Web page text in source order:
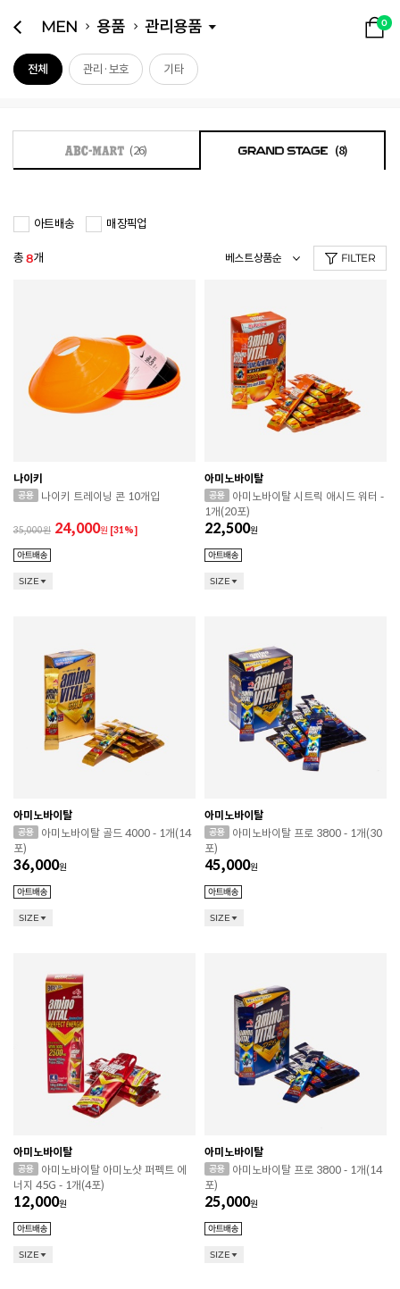
MEN 용품 관리용품 0
전체 관리·보호 기타
(26) (8)
아트배송 매장픽업
총8개 FILTER
나이키
나이키 트레이닝 콘 10개입
35,000 24,000원 [31%]
SIZE
아미노바이탈
아미노바이탈 시트릭 애시드 워터 -
1개(20포)
22,500원
SIZE
아미노바이탈
아미노바이탈 골드 4000 - 1개(14
포)
36,000원
SIZE
아미노바이탈
아미노바이탈 프로 3800 - 1개(30
포)
45,000원
SIZE
아미노바이탈
아미노바이탈 아미노샷 퍼펙트 에
너지 45G - 1개(4포)
12,000원
SIZE
아미노바이탈
아미노바이탈 프로 3800 - 1개(14
포)
25,000원
SIZE